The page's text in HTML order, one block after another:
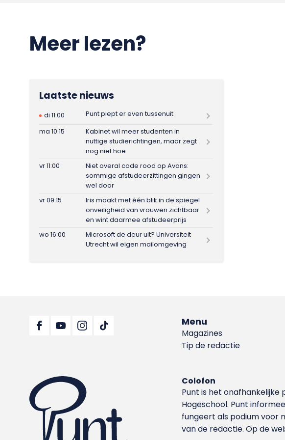
Meer lezen?
Laatste nieuws
di 11:00
Punt piept er even tussenuit
ma 10:15
Kabinet wil meer studenten in
nuttige studierichtingen, maar zegt
nog niet hoe
vr 11:00
Niet overal code rood op Avans:
sommige afstudeerzittingen gingen
wel door
vr 09:15
Iris maakt met één blik in de spiegel
onveiligheid van vrouwen zichtbaar
en wint daarmee afstudeerprijs
wo 16:00
Microsoft de deur uit? Universiteit
Utrecht wil eigen mailomgeving
Menu
Magazines
Tip de redactie
Colofon
Punt is het
Hoge­school. Punt
fungeert als podium voor
van de redactie. Op de